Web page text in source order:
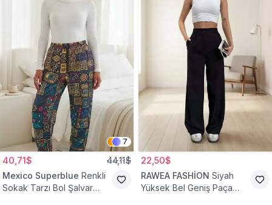
7
40,71$ 44,11$
Mexico Superblue Renkli
Sokak Tarzı Bol Şalvar
22,50$
RAWEA FASHİON Siyah
Yüksek Bel Geniş Paça